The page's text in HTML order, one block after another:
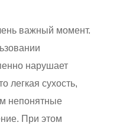
важный момент.
нарушает
легкая сухость,
непонятные
При этом